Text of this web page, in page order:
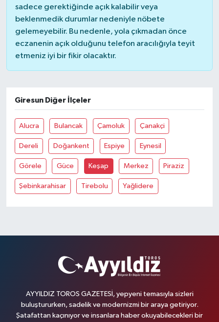
sadece gerektiğinde açık kalabilir veya
beklenmedik durumlar nedeniyle nöbete
gelemeyebilir. Bu nedenle, yola çıkmadan önce
eczanenin açık olduğunu telefon aracılığıyla teyit
etmeniz iyi bir fikir olacaktır.
Giresun Diğer İlçeler
Alucra Bulancak Çamoluk Çanakçi
Dereli Doğankent Espiye Eynesil
Görele Güce Keşap Merkez Piraziz
Şebinkarahisar Tirebolu Yağlidere
AYYILDIZ TOROS GAZETESİ, yepyeni temasıyla sizleri
buluştururken, sadelik ve modernizmi bir araya getiriyor.
Şatafattan kaçınıyor ve insanlara haber okuyabilecekleri bir